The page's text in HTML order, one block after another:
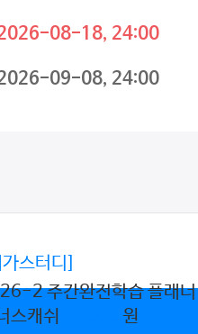
08-18, 24:00
09-08, 24:00
가스터디]
2 주간완전학습 플래너
스캐쉬
원